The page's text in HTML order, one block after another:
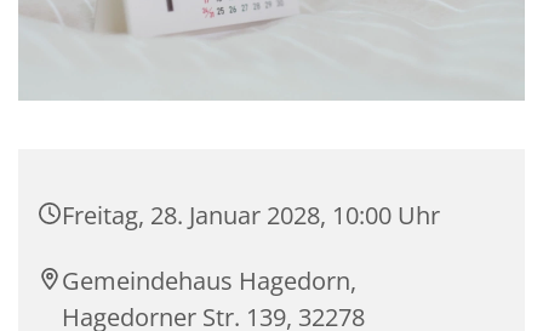
Freitag, 28. Januar 2028, 10:00 Uhr
Gemeindehaus Hagedorn,
Hagedorner Str. 139, 32278